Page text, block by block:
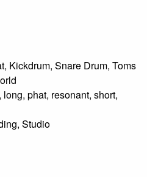
Kickdrum, Snare Drum, Toms
long, phat, resonant, short,
Studio